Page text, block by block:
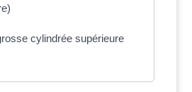
cylindrée supérieure